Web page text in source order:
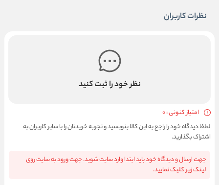
نظرات کاربران
نظر خود را ثبت کنید
امتیاز کنونی : 0
لطفا دیدگاه خود را راجع به این کالا بنویسید و تجربه خریدتان را با سایر کاربران به
اشتراک بگذارید.
جهت ارسال و دیدگاه خود باید ابتدا وارد سایت شوید. جهت ورود به سایت روی
لینک زیر کلیک نمایید.